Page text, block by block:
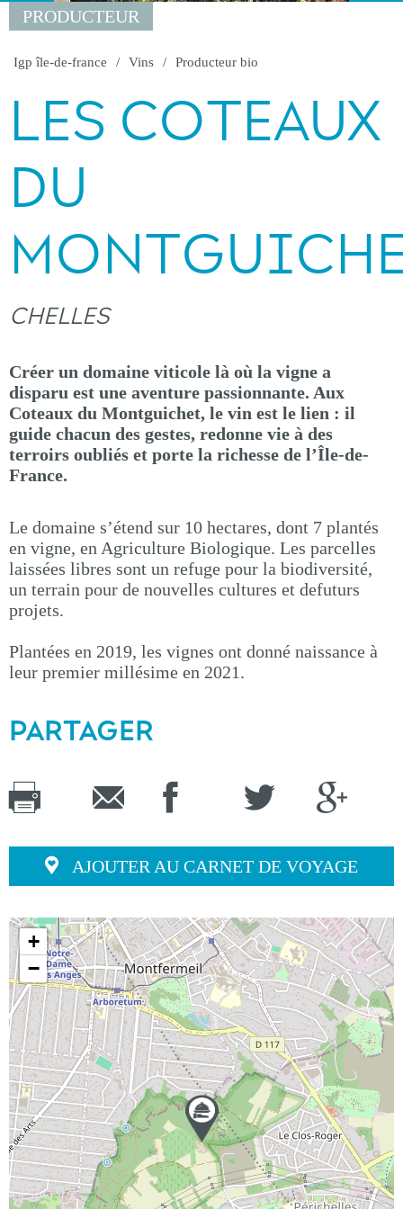
PRODUCTEUR
Igp île-de-france Vins Producteur bio
LES COTEAUX
DU
CHELLES
Créer un domaine viticole là où la vigne a
disparu est une aventure passionnante. Aux
Coteaux du Montguichet, le vin est le lien : il
guide chacun des gestes, redonne vie à des
terroirs oubliés et porte la richesse de l’Île-de-
France.
Le domaine s’étend sur 10 hectares, dont 7 plantés
en vigne, en Agriculture Biologique. Les parcelles
laissées libres sont un refuge pour la biodiversité,
un terrain pour de nouvelles cultures et defuturs
projets.
Plantées en 2019, les vignes ont donné naissance à
leur premier millésime en 2021.
PARTAGER
AJOUTER AU CARNET DE VOYAGE
+
−